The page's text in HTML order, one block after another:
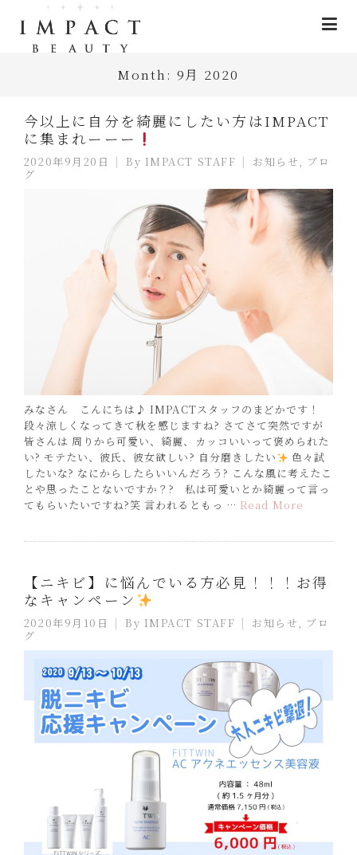
Month: 9月 2020
今以上に自分を綺麗にしたい方はIMPACT
に集まれーーー
2020年9月20日 By IMPACT STAFF お知らせ, ブロ
グ
みなさん こんにちは♪ IMPACTスタッフのまどかです！
段々涼しくなってきて秋を感じますね? さてさて突然ですが
皆さんは 周りから可愛い、綺麗、カッコいいって褒められた
い? モテたい、彼氏、彼女欲しい? 自分磨きしたい
色々試
したいな? なにからしたらいいんだろう? こんな風に考えたこ
とや思ったことないですか？? 私は可愛いとか綺麗って言っ
てもらいたいですね?笑 言われるともっ … Read More
【ニキビ】に悩んでいる方必見！！！お得
なキャンペーン
2020年9月10日 By IMPACT STAFF お知らせ, ブロ
グ